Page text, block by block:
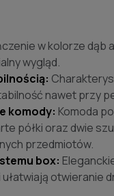
w kolorze dąb
wygląd.
nawet przy
komody: Komoda
półki oraz dwie
przedmiotów.
box:
otwieranie